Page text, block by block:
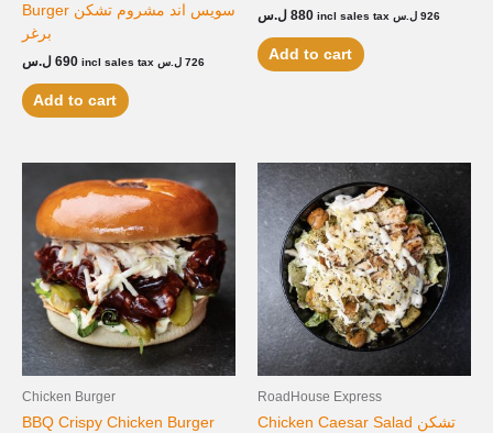
Burger سويس اند مشروم تشكن
برغر
690 ل.س incl sales tax 726 ل.س
Add to cart
880 ل.س incl sales tax 926 ل.س
Add to cart
Chicken Burger
BBQ Crispy Chicken Burger
RoadHouse Express
Chicken Caesar Salad تشكن